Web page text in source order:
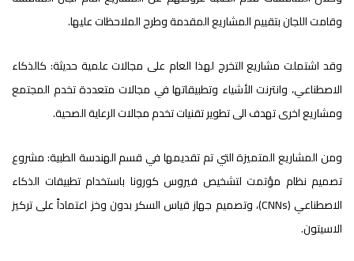
وقامت اللجان بتقييم المشاريع المقدمة وطرح الملاحظات عليها.
وقد اشتملت مشاريع التخرج لهذا العام على مجالات علمية حديثة: كالذكاء
الاصطناعي، وانترنت الأشياء وتطبيقاتها في مجالات متعددة تخدم المجتمع
ومشاريع اخرى تهدف الى تطوير تقنيات تخدم مجالات الرعاية الصحية.
ومن المشاريع المتميزة التي تم تقديمها في قسم الهندسة الطبية: مشروع
تصميم نظام مؤتمت لتشخيص فيروس كورونا باستخدام تطبيقات الذكاء
الاصطناعي (CNNs)، وتصميم جهاز قياس السكر بدون وخز اعتماداً على تركيز
الاسيتون.